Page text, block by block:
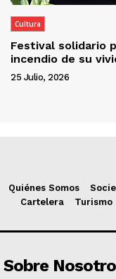
Cultura
Festival solidario
incendio de su
25 Julio, 2026
Quiénes Somos
Cartelera
Turismo
Sobre